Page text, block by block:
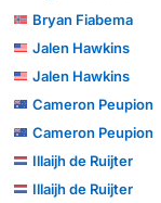
Bryan Fiabema
Jalen Hawkins
Jalen Hawkins
Cameron Peupion
Cameron Peupion
Illaijh de Ruijter
Illaijh de Ruijter